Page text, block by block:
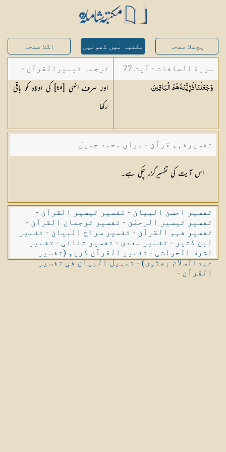
پچھلا صفحہ مکتبہ میں کھولیں اگلا صفحہ
سورة الصافات - آیت 77
وَجَعَلْنَا ذُرِّيَّتَهُ هُمُالْبَاقِينَ
ترجمہ تیسیرالقرآن -
مولانا عبد الرحمن
کیلانی
اور صرف انہی [٤٥] کی اولاد کو باقی
رکھا
تفسیرفہم قرآن - میاں محمد جمیل
اس آیت کی تفسیرگزر چکی ہے۔
تفسیر احسن البیان - تفسیر تیسیر القرآن -
تفسیر تیسیر الرحمٰن - تفسیر ترجمان القرآن -
تفسیر فہم القرآن - تفسیر سراج البیان - تفسیر
ابن کثیر - تفسیر سعدی - تفسیر ثنائی - تفسیر
اشرف الحواشی - تفسیر القرآن کریم (تفسیر
عبدالسلام بھٹوی)-تسہیل البیان فی تفسیر
القرآن -